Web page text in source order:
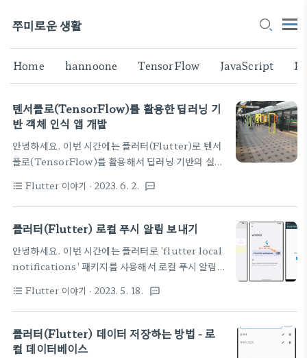
쭈미로운 생활
Home hannoone TensorFlow JavaScript
텐서플로(TensorFlow)를 활용한 딥러닝 기
반 객체 인식 앱 개발
안녕하세요. 이번 시간에는 플러터(Flutter)로 텐서
플로(TensorFlow)를 활용해서 딥러닝 기반의 실시
어볼 거예요. 카메라를 통해 비치는 실시간 영상을 분
석 후 객체를 인식하고 분류하도록 할게요. 즉 사진을
찍지 않아도 실시간으로 화면에 나타나는 영상을 기반
학습된 인공지능 딥러닝 모델인 모바일넷
(MobileNet v1)을 사용해서 실시간으로 사물 및 사
람을 인식하고 분류합니다. 궁금하신 분들을 위해 오
식 모델(예: 모바일넷)은 이미지에 있는 다양한 물체
를 감지하고 분류할 때 각 물체에 ..
format_list_bulleted Flutter 이야기 · 2023. 6. 2. textsms
플러터(Flutter) 로컬 푸시 알림 보내기
안녕하세요. 이번 시간에는 플러터로 'flutter local
notifications' 패키지를 사용해서 로컬 푸시 알림
는 앱에서 발생시키는 알림 메시지로 서버와 통신하지
않고 로컬에서 처리되는 것을 말해요. 즉, 서버에서 푸
시 메시지를 발송하는 것이 아니라 앱 내부에서 직접
푸시 메시지를 생성하고 전송하는 방식이에요. 그렇
format_list_bulleted Flutter 이야기 · 2023. 5. 18. textsms
플러터(Flutter) 데이터 저장하는 방법 - 로
컬 데이터베이스